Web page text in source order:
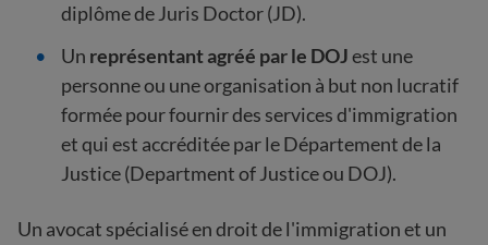
diplôme de Juris Doctor (JD).
Un représentant agréé par le DOJest une
personne ou une organisation à but non lucratif
formée pour fournir des services d'immigration
et qui est accréditée par le Département de la
Justice (Department of Justice ou DOJ).
Un avocat spécialisé en droit de l'immigration et un